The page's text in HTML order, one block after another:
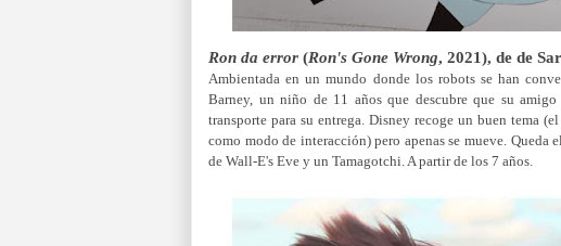
Ron da error (Ron's Gone Wrong, 2021), de de
Ambientada en un mundo donde los robots se han
Barney, un niño de 11 años que descubre que su
transporte para su entrega. Disney recoge un buen tema
como modo de interacción) pero apenas se mueve.
de Wall-E's Eve y un Tamagotchi. A partir de los 7 años.